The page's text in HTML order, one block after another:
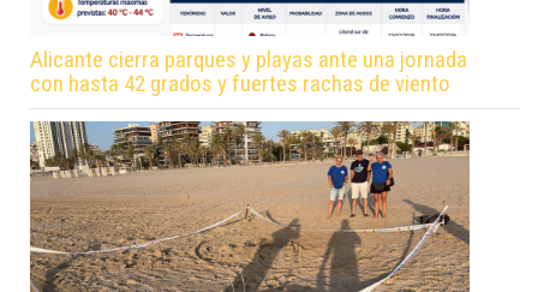
Alicante cierra parques y playas ante una jornada
con hasta 42 grados y fuertes rachas de viento